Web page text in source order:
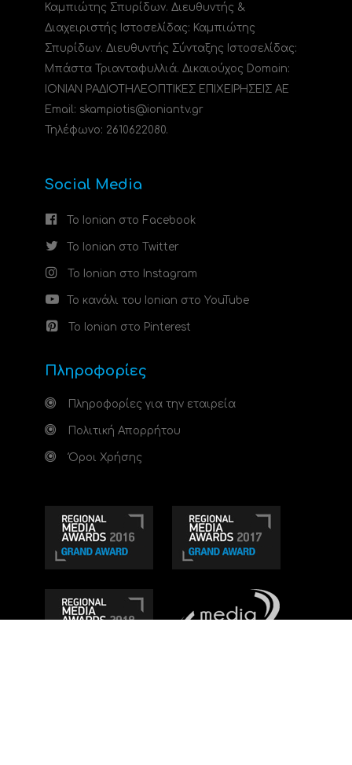
Καμπιώτης Σπυρίδων. Διευθυντής &
Διαχειριστής Ιστοσελίδας: Καμπιώτης
Σπυρίδων. Διευθυντής Σύνταξης Ιστοσελίδας:
Μπάστα Τριανταφυλλιά. Δικαιούχος Domain:
ΙΟΝΙΑΝ ΡΑΔΙΟΤΗΛΕΟΠΤΙΚΕΣ ΕΠΙΧΕΙΡΗΣΕΙΣ ΑΕ
Email: skampiotis@ioniantv.gr
Τηλέφωνο: 2610622080.
Social Media
Το Ionian στο Facebook
Το Ionian στο Twitter
Το Ionian στο Instagram
Το κανάλι του Ionian στο YouTube
Το Ionian στο Pinterest
Πληροφορίες
Πληροφορίες για την εταιρεία
Πολιτική Απορρήτου
Όροι Χρήσης